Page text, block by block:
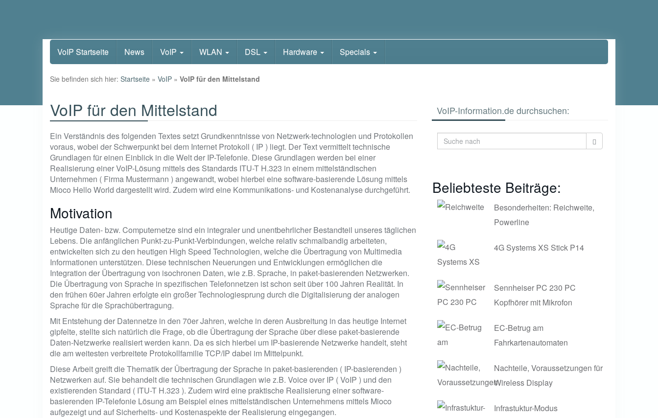
VoIP Startseite News VoIP WLAN DSL Hardware Specials
Sie befinden sich hier: Startseite » VoIP » VoIP für den Mittelstand
VoIP für den Mittelstand
Ein Verständnis des folgenden Textes setzt Grundkenntnisse von Netzwerk-technologien und Protokollen
voraus, wobei der Schwerpunkt bei dem Internet Protokoll ( IP ) liegt. Der Text vermittelt technische
Grundlagen für einen Einblick in die Welt der IP-Telefonie. Diese Grundlagen werden bei einer
Realisierung einer VoIP-Lösung mittels des Standards ITU-T H.323 in einem mittelständischen
Unternehmen ( Firma Mustermann ) angewandt, wobei hierbei eine software-basierende Lösung mittels
Mioco Hello World dargestellt wird. Zudem wird eine Kommunikations- und Kostenanalyse durchgeführt.
Motivation
Heutige Daten- bzw. Computernetze sind ein integraler und unentbehrlicher Bestandteil unseres täglichen
Lebens. Die anfänglichen Punkt-zu-Punkt-Verbindungen, welche relativ schmalbandig arbeiteten,
entwickelten sich zu den heutigen High Speed Technologien, welche die Übertragung von Multimedia
Informationen unterstützen. Diese technischen Neuerungen und Entwicklungen ermöglichen die
Integration der Übertragung von isochronen Daten, wie z.B. Sprache, in paket-basierenden Netzwerken.
Die Übertragung von Sprache in spezifischen Telefonnetzen ist schon seit über 100 Jahren Realität. In
den frühen 60er Jahren erfolgte ein großer Technologiesprung durch die Digitalisierung der analogen
Sprache für die Sprachübertragung.
Mit Entstehung der Datennetze in den 70er Jahren, welche in deren Ausbreitung in das heutige Internet
gipfelte, stellte sich natürlich die Frage, ob die Übertragung der Sprache über diese paket-basierende
Daten-Netzwerke realisiert werden kann. Da es sich hierbei um IP-basierende Netzwerke handelt, steht
die am weitesten verbreitete Protokollfamilie TCP/IP dabei im Mittelpunkt.
Diese Arbeit greift die Thematik der Übertragung der Sprache in paket-basierenden ( IP-basierenden )
Netzwerken auf. Sie behandelt die technischen Grundlagen wie z.B. Voice over IP ( VoIP ) und den
existierenden Standard ( ITU-T H.323 ). Zudem wird eine praktische Realisierung einer software-
basierenden IP-Telefonie Lösung am Beispiel eines mittelständischen Unternehmens mittels Mioco
aufgezeigt und auf Sicherheits- und Kostenaspekte der Realisierung eingegangen.
VoIP-Information.de durchsuchen:
Beliebteste Beiträge:
Besonderheiten: Reichweite,
Powerline
4G Systems XS Stick P14
Sennheiser PC 230 PC
Kopfhörer mit Mikrofon
EC-Betrug am
Fahrkartenautomaten
Nachteile, Voraussetzungen für
Wireless Display
Infrastuktur-Modus